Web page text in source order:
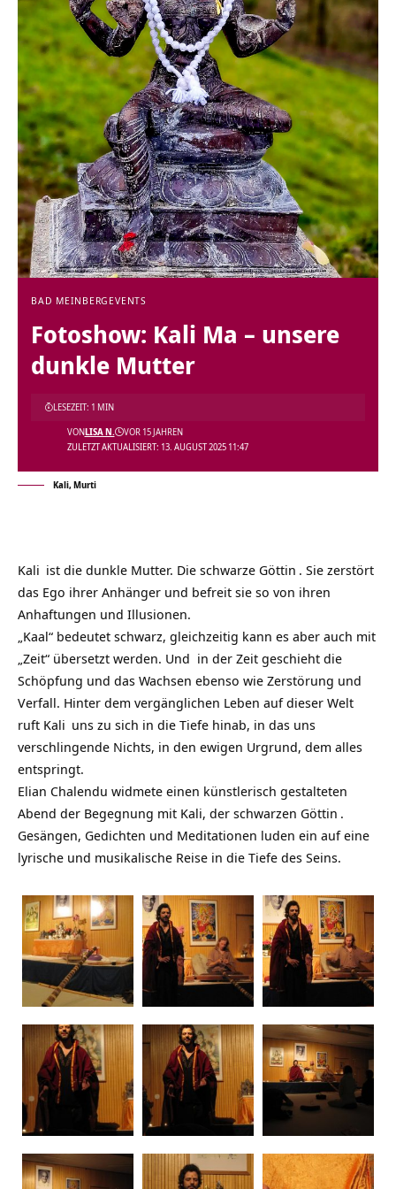
BAD MEINBERG EVENTS
Fotoshow: Kali Ma – unsere
dunkle Mutter
ZULETZT AKTUALISIERT: 13. AUGUST 2025 11:47
VONLISA N. VOR 15 JAHREN
LESEZEIT: 1 MIN
Kali, Murti
Kali ist die dunkle Mutter. Die schwarze Göttin . Sie zerstört
das Ego ihrer Anhänger und befreit sie so von ihren
Anhaftungen und Illusionen.
„Kaal“ bedeutet schwarz, gleichzeitig kann es aber auch mit
„Zeit“ übersetzt werden. Und in der Zeit geschieht die
Schöpfung und das Wachsen ebenso wie Zerstörung und
Verfall. Hinter dem vergänglichen Leben auf dieser Welt
ruft Kali uns zu sich in die Tiefe hinab, in das uns
verschlingende Nichts, in den ewigen Urgrund, dem alles
entspringt.
Elian Chalendu widmete einen künstlerisch gestalteten
Abend der Begegnung mit Kali, der schwarzen Göttin .
Gesängen, Gedichten und Meditationen luden ein auf eine
lyrische und musikalische Reise in die Tiefe des Seins.